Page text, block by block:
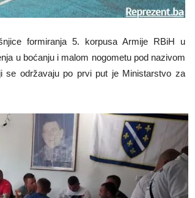
formiranja 5. korpusa Armije RBiH u
u boćanju i malom nogometu pod nazivom
se održavaju po prvi put je Ministarstvo za